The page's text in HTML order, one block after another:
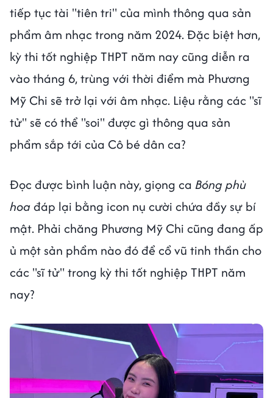
tiếp tục tài "tiên tri" của mình thông qua sản
phẩm âm nhạc trong năm 2024. Đặc biệt hơn,
kỳ thi tốt nghiệp THPT năm nay cũng diễn ra
vào tháng 6, trùng với thời điểm mà Phương
Mỹ Chi sẽ trở lại với âm nhạc. Liệu rằng các "sĩ
tử" sẽ có thể "soi" được gì thông qua sản
phẩm sắp tới của Cô bé dân ca?
Đọc được bình luận này, giọng ca Bóng phù
hoađáp lại bằng icon nụ cười chứa đầy sự bí
mật. Phải chăng Phương Mỹ Chi cũng đang ấp
ủ một sản phẩm nào đó để cổ vũ tinh thần cho
các "sĩ tử" trong kỳ thi tốt nghiệp THPT năm
nay?